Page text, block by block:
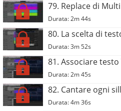
79. Replace di
Durata: 2m 44s
80. La scelta di
Durata: 3m 52s
81. Associare
Durata: 2m 45s
82. Cantare ogni
Durata: 4m 36s